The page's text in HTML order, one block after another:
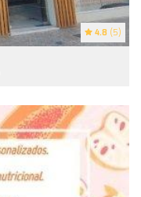
4.8 (5)